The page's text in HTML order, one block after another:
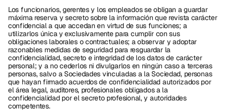
Los funcionarios, gerentes y los empleados se obligan a guardar
máxima reserva y secreto sobre la información que revista carácter
confidencial a que accedan en virtud de sus funciones; a
utilizarlos única y exclusivamente para cumplir con sus
obligaciones laborales o contractuales; a observar y adoptar
razonables medidas de seguridad para resguardar la
confidencialidad, secreto e integridad de los datos de carácter
personal; y a no cederlos ni divulgarlos en ningún caso a terceras
personas, salvo a Sociedades vinculadas a la Sociedad, personas
que hayan firmado acuerdos de confidencialidad autorizados por
el área legal, auditores, profesionales obligados a la
confidencialidad por el secreto profesional, y autoridades
competentes.